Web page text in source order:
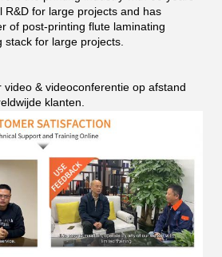
R&D for large projects and has
of post-printing flute laminating
stack for large projects.
& videoconferentie op afstand
klanten.